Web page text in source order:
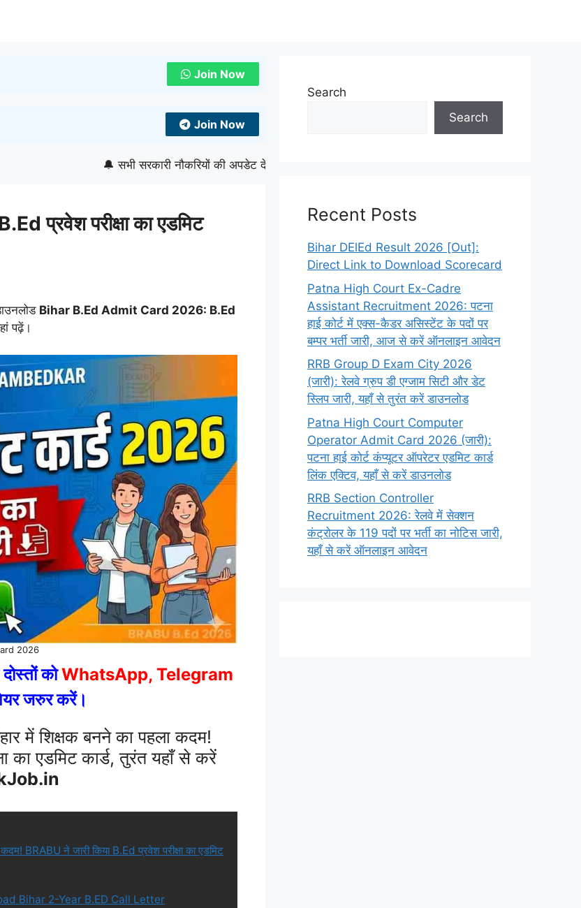
Join Now
Join Now
🔔 सभी सरकारी नौकरियों की अपडेट देखने के लिए गूगल में Ek Job. In सर्च करें। 🎯
प्रवेश परीक्षा का एडमिट
Bihar B.Ed Admit Card 2026: B.Ed
पढ़ें।
2026
कोWhatsApp, Telegram
जरुर करें।
में शिक्षक बनने का पहला कदम!
का एडमिट कार्ड, तुरंत यहाँ से करें
BRABU ने जारी किया B.Ed प्रवेश परीक्षा का एडमिट
Bihar 2-Year B.ED Call Letter
Search
Search
Recent Posts
Bihar DElEd Result 2026 [Out]:
Direct Link to Download Scorecard
Patna High Court Ex-Cadre
Assistant Recruitment 2026: पटना
हाई कोर्ट में एक्स-कैडर असिस्टेंट के पदों पर
बम्पर भर्ती जारी, आज से करें ऑनलाइन आवेदन
RRB Group D Exam City 2026
(जारी): रेलवे ग्रुप डी एग्जाम सिटी और डेट
स्लिप जारी, यहाँ से तुरंत करें डाउनलोड
Patna High Court Computer
Operator Admit Card 2026 (जारी):
पटना हाई कोर्ट कंप्यूटर ऑपरेटर एडमिट कार्ड
लिंक एक्टिव, यहाँ से करें डाउनलोड
RRB Section Controller
Recruitment 2026: रेलवे में सेक्शन
कंट्रोलर के 119 पदों पर भर्ती का नोटिस जारी,
यहाँ से करें ऑनलाइन आवेदन